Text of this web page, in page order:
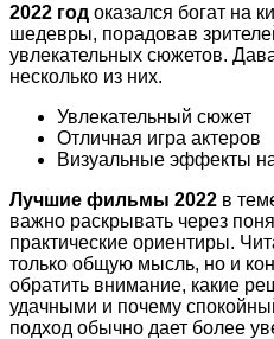
2022 год оказался богат на
шедевры, порадовав
увлекательных сюжетов.
несколько из них.
Увлекательный сюжет
Отличная игра актеров
Визуальные эффекты
Лучшие фильмы 2022 в
важно раскрывать через
практические ориентиры.
только общую мысль, но и
обратить внимание, какие
удачными и почему
подход обычно дает более